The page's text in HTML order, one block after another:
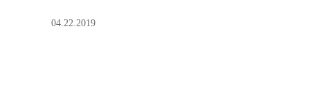
04.22.2019